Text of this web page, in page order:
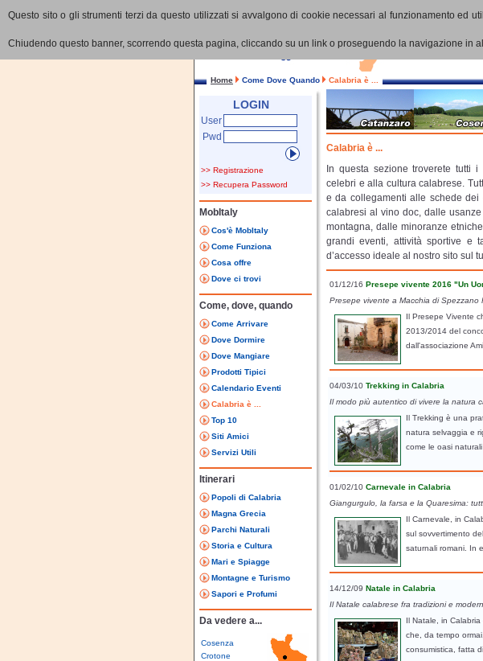
Questo sito o gli strumenti terzi da questo utilizzati si avvalgono di cookie necessari al funzionamento ed
Chiudendo questo banner, scorrendo questa pagina, cliccando su un link o proseguendo la navigazione in
Home Come Dove Quando Calabria è ...
LOGIN
User
Pwd
>> Registrazione
>> Recupera Password
MobItaly
Cos'è MobItaly
Come Funziona
Cosa offre
Dove ci trovi
Come, dove, quando
Come Arrivare
Dove Dormire
Dove Mangiare
Prodotti Tipici
Calendario Eventi
Calabria è ...
Top 10
Siti Amici
Servizi Utili
Itinerari
Popoli di Calabria
Magna Grecia
Parchi Naturali
Storia e Cultura
Mari e Spiagge
Montagne e Turismo
Sapori e Profumi
Da vedere a...
Cosenza
Crotone
Calabria è ...
In questa sezione troverete tutti
celebri e alla cultura calabrese.
e da collegamenti alle schede dei
calabresi al vino doc, dalle
montagna, dalle minoranze
grandi eventi, attività sportive e
d’accesso ideale al nostro sito sul
01/12/16 Presepe vivente 2016 "Un
Presepe vivente a Macchia di Spezzano
Il Presepe Vivente
2013/2014 del
dall'associazione
04/03/10 Trekking in Calabria
Il modo più autentico di vivere la natura
Il Trekking è una
natura selvaggia e
come le oasi
01/02/10 Carnevale in Calabria
Giangurgulo, la farsa e la Quaresima:
Il Carnevale, in
sul sovvertimento
saturnali romani. In
14/12/09 Natale in Calabria
Il Natale calabrese fra tradizioni e
Il Natale, in
che, da tempo
consumistica, fatta